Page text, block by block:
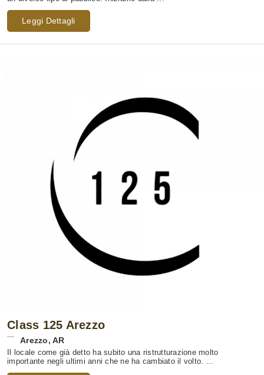
Leggi Dettagli
Class 125 Arezzo
Arezzo , AR
Il locale come già detto ha subito una ristrutturazione molto
importante negli ultimi anni che ne ha cambiato il volto. ...